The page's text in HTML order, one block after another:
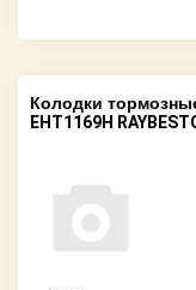
Колодки
EHT1169H